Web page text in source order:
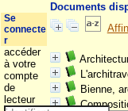
Documents
Bienne,
Se
connecte
r
accéder
à votre
compte
de
lecteur